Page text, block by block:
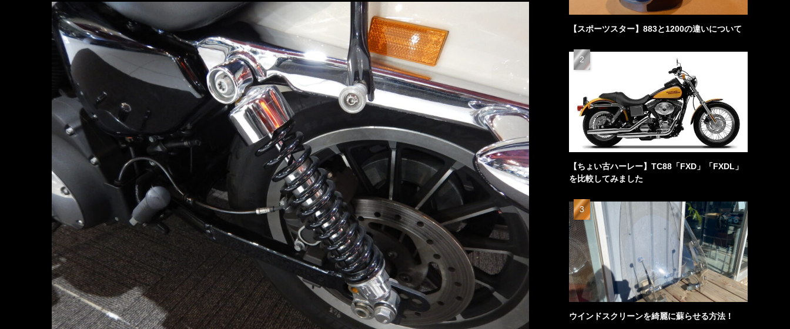
【スポーツスター】883と1200の違いについて
【ちょい古ハーレー】TC88「FXD」「FXDL」
を比較してみました
ウインドスクリーンを綺麗に蘇らせる方法！